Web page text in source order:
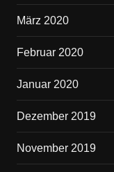
März 2020
Februar 2020
Januar 2020
Dezember 2019
November 2019